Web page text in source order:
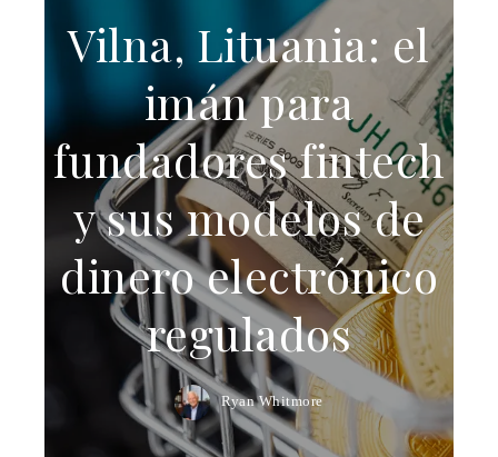
Vilna, Lituania: el
imán para
fundadores fintech
y sus modelos de
dinero electrónico
regulados
Ryan Whitmore